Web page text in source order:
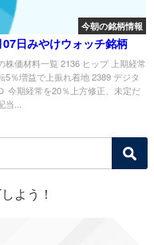
今朝の銘柄情報
07日みやけウォッチ銘柄
株価材料一覧 2136 ヒップ 上期経常
5％増益で上振れ着地 2389 デジタ
今期経常を20％上方修正、未定だ
当...
よう！